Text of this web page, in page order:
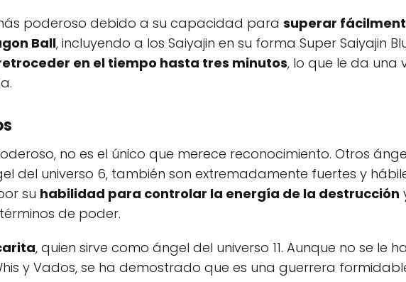
poderoso debido a su capacidad para superar
Ball, incluyendo a los Saiyajin en su forma Super Saiyajin
en el tiempo hasta tres minutos, lo que le da una
no es el único que merece reconocimiento. Otros
del universo 6, también son extremadamente fuertes y
su habilidad para controlar la energía de la destrucción
de poder.
, quien sirve como ángel del universo 11. Aunque no se le
y Vados, se ha demostrado que es una guerrera